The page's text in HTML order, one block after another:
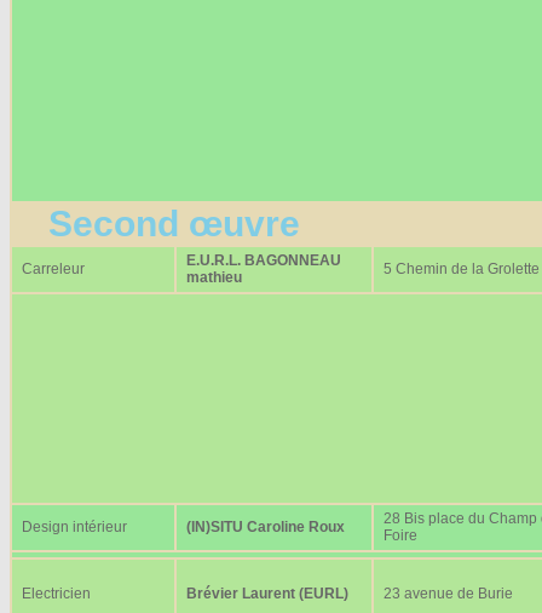
Second œuvre
Carreleur
E.U.R.L. BAGONNEAU
mathieu
5 Chemin de la Grolette
Design intérieur (IN)SITU Caroline Roux
28 Bis place du Champ
Foire
Electricien Brévier Laurent (EURL) 23 avenue de Burie